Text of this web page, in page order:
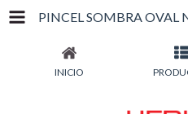
PINCEL SOMBRA OVAL
INICIO